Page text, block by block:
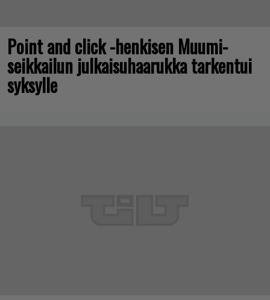
Point and click -henkisen Muumi-
seikkailun julkaisuhaarukka tarkentui
syksylle